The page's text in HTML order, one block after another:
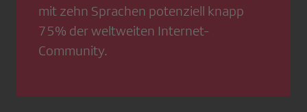
mit zehn Sprachen potenziell knapp
75% der weltweiten Internet-
Community.